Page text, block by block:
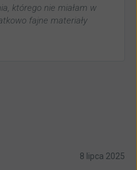
którego nie miałam w
fajne materiały
8 lipca 2025